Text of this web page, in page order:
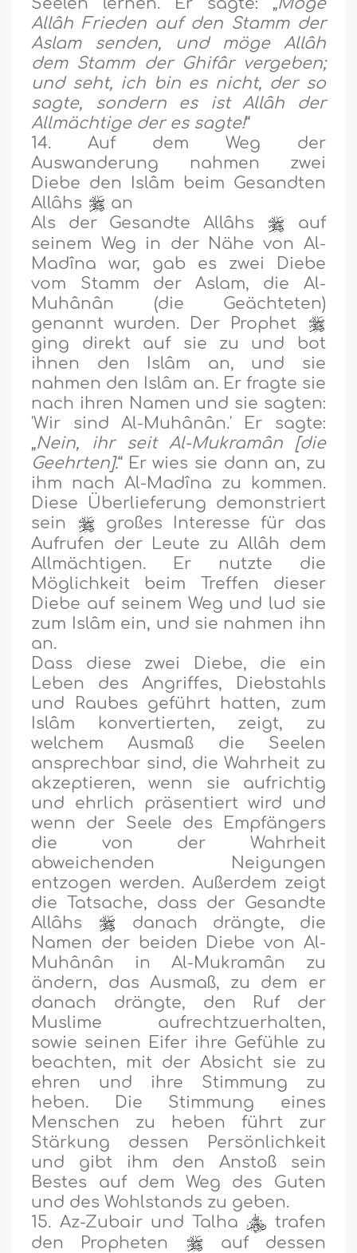
Allâh Frieden auf den Stamm der
Aslam senden, und möge Allâh
dem Stamm der Ghifâr vergeben;
und seht, ich bin es nicht, der so
sagte, sondern es ist Allâh der
Allmächtige der es sagte!“
14. Auf dem Weg der
Auswanderung nahmen zwei
Diebe den Islâm beim Gesandten
Allâhs
an
Als der Gesandte Allâhs
auf
seinem Weg in der Nähe von Al-
Madîna war, gab es zwei Diebe
vom Stamm der Aslam, die Al-
Muhânân (die Geächteten)
genannt wurden. Der Prophet
ging direkt auf sie zu und bot
ihnen den Islâm an, und sie
nahmen den Islâm an. Er fragte sie
nach ihren Namen und sie sagten:
'Wir sind Al-Muhânân.' Er sagte:
„Nein, ihr seit Al-Mukramân [die
Geehrten].“ Er wies sie dann an, zu
ihm nach Al-Madîna zu kommen.
Diese Überlieferung demonstriert
sein
großes Interesse für das
Aufrufen der Leute zu Allâh dem
Allmächtigen. Er nutzte die
Möglichkeit beim Treffen dieser
Diebe auf seinem Weg und lud sie
zum Islâm ein, und sie nahmen ihn
an.
Dass diese zwei Diebe, die ein
Leben des Angriffes, Diebstahls
und Raubes geführt hatten, zum
Islâm konvertierten, zeigt, zu
welchem Ausmaß die Seelen
ansprechbar sind, die Wahrheit zu
akzeptieren, wenn sie aufrichtig
und ehrlich präsentiert wird und
wenn der Seele des Empfängers
die von der Wahrheit
abweichenden Neigungen
entzogen werden. Außerdem zeigt
die Tatsache, dass der Gesandte
Allâhs
danach drängte, die
Namen der beiden Diebe von Al-
Muhânân in Al-Mukramân zu
ändern, das Ausmaß, zu dem er
danach drängte, den Ruf der
Muslime aufrechtzuerhalten,
sowie seinen Eifer ihre Gefühle zu
beachten, mit der Absicht sie zu
ehren und ihre Stimmung zu
heben. Die Stimmung eines
Menschen zu heben führt zur
Stärkung dessen Persönlichkeit
und gibt ihm den Anstoß sein
Bestes auf dem Weg des Guten
und des Wohlstands zu geben.
15. Az-Zubair und Talha
trafen
den Propheten
auf dessen